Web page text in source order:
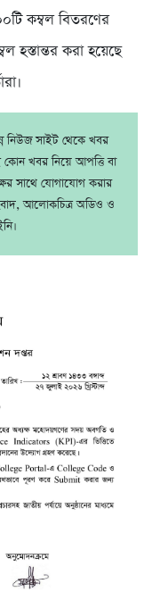
কম্বল বিতরণের
হস্তান্তর করা হয়েছে
নিউজ সাইট থেকে খবর
কোন খবর নিয়ে আপত্তি বা
সাথে যোগাযোগ করার
আলোকচিত্র অডিও ও